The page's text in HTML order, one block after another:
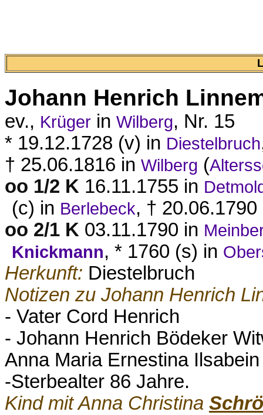
Johann Henrich
ev., Krüger in Wilberg, Nr. 15
* 19.12.1728 (v) in Diestelbruch
† 25.06.1816 in Wilberg (
oo 1/2 K 16.11.1755 in
(c) in Berlebeck, †
oo 2/1 K 03.11.1790 in
Knickmann, * 1760 (s) in
Herkunft: Diestelbruch
Notizen zu Johann Henrich
- Vater Cord Henrich
- Johann Henrich Bödeker
Anna Maria Ernestina
-Sterbealter 86 Jahre.
Kind mit Anna Christina